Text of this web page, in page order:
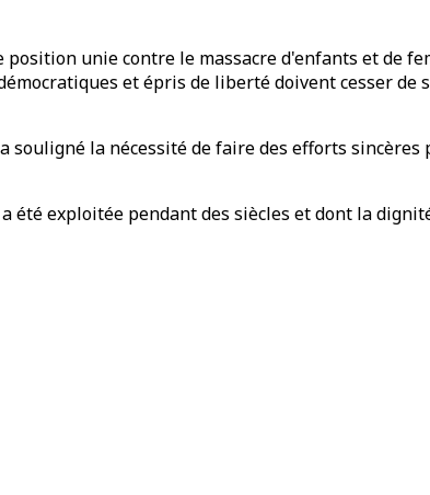
unie contre le massacre d'enfants et de
et épris de liberté doivent cesser
la nécessité de faire des efforts
été exploitée pendant des siècles et dont la